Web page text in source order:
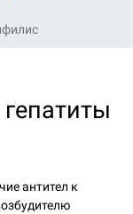
антител к